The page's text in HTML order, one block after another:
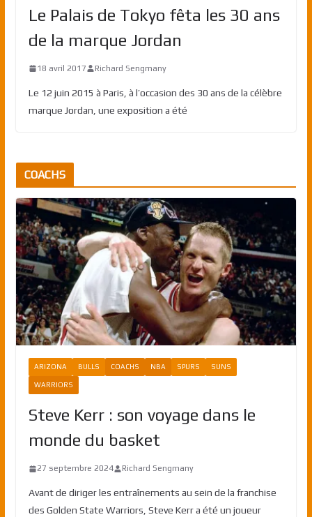
Le Palais de Tokyo fêta les 30 ans
de la marque Jordan
18 avril 2017 Richard Sengmany
Le 12 juin 2015 à Paris, à l’occasion des 30 ans de la célèbre
marque Jordan, une exposition a été
COACHS
ARIZONA BULLS COACHS NBA SPURS SUNS
WARRIORS
Steve Kerr : son voyage dans le
monde du basket
27 septembre 2024 Richard Sengmany
Avant de diriger les entraînements au sein de la franchise
des Golden State Warriors, Steve Kerr a été un joueur